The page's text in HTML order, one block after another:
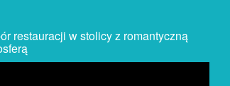
restauracji w stolicy z romantyczną